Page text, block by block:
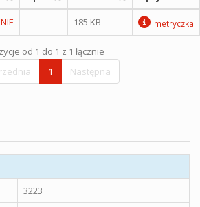
185 KB metryczka
od 1 do 1 z 1 łącznie
1 Następna
3223